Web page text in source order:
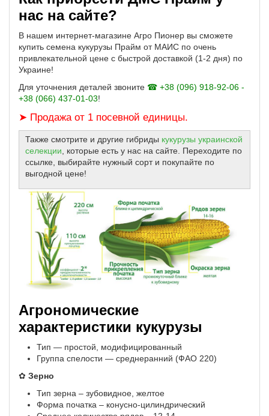
нас на сайте?
В нашем интернет-магазине Агро Пионер вы сможете
купить семена кукурузы Прайм от МАИС по очень
привлекательной цене с быстрой доставкой (1-2 дня) по
Украине!
Для уточнения деталей звоните ☎ +38 (096) 918-92-06 -
+38 (066) 437-01-03!
➤ Продажа от 1 посевной единицы.
Также смотрите и другие гибриды кукурузы украинской
селекции , которые есть у нас на сайте. Переходите по
ссылке, выбирайте нужный сорт и покупайте по
выгодной цене!
Агрономические
характеристики кукурузы
Тип — простой, модифицированный
Группа спелости — среднеранний (ФАО 220)
✿ Зерно
Тип зерна – зубовидное, желтое
Форма початка – конусно-цилиндрический